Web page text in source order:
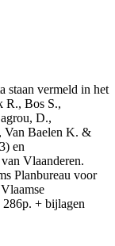
staan vermeld in het
R., Bos S.,
D.,
Van Baelen K. &
en
Vlaanderen.
Planbureau voor
+ bijlagen